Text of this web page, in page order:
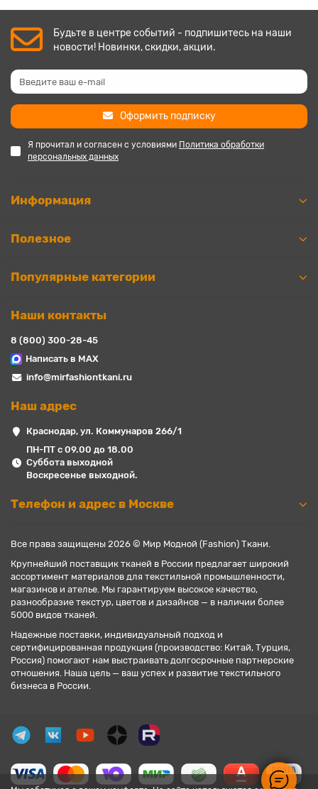
Будьте в центре событий - подпишитесь на наши
новости! Новинки, скидки, акции.
Оформить подписку
Я прочитал и согласен с условиями Политика обработки
персональных данных
Информация
Полезное
Популярные категории
Наши контакты
8 (800) 300-28-45
Написать в MAX
info@mirfashiontkani.ru
Наш адрес
Краснодар, ул. Коммунаров 266/1
ПН-ПТ с 09.00 до 18.00
Суббота выходной
Воскресенье выходной.
Телефон и адрес в Москве
Все права защищены 2026 © Мир Модной (Fashion) Ткани.
Крупнейший поставщик тканей в России предлагает широкий
ассортимент материалов для текстильной промышленности,
магазинов и ателье. Мы гарантируем высокое качество,
разнообразие текстур, цветов и дизайнов — в наличии более
5000 видов тканей.
Надежные поставки, индивидуальный подход и
сертифицированная продукция (производство: Китай, Турция,
Россия) помогают нам выстраивать долгосрочные партнерские
отношения. Наша цель — ваш успех и развитие текстильного
бизнеса в России.